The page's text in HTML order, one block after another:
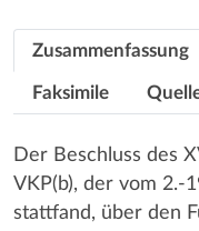
Zusammenfassung
Faksimile
Der Beschluss des
VKP(b), der vom 2.-
stattfand, über den